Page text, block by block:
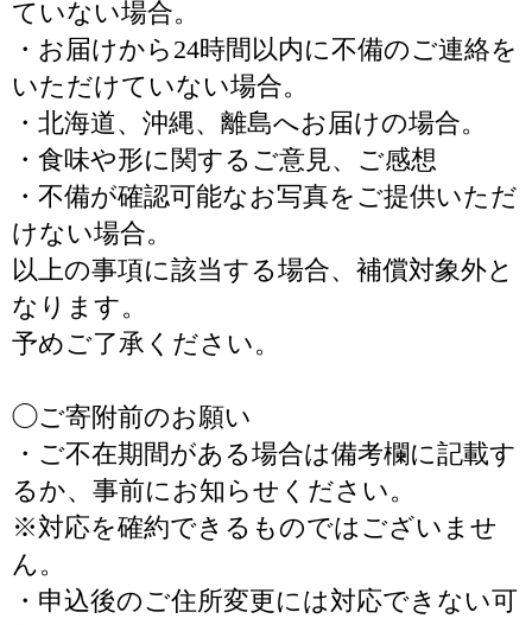
ていない場合。
・お届けから24時間以内に不備のご連絡を
いただけていない場合。
・北海道、沖縄、離島へお届けの場合。
・食味や形に関するご意見、ご感想
・不備が確認可能なお写真をご提供いただ
けない場合。
以上の事項に該当する場合、補償対象外と
なります。
予めご了承ください。
◯ご寄附前のお願い
・ご不在期間がある場合は備考欄に記載す
るか、事前にお知らせください。
※対応を確約できるものではございませ
ん。
・申込後のご住所変更には対応できない可